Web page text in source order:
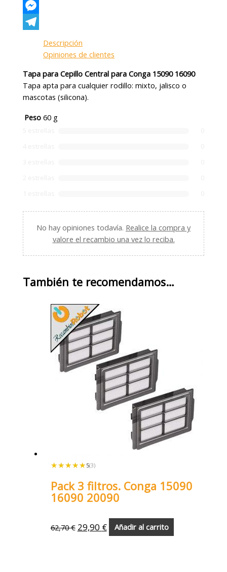
WhatsApp
Messenger
Descripción
Opiniones de clientes
Tapa para Cepillo Central para Conga 15090 16090
Tapa apta para cualquier rodillo: mixto, jalisco o
mascotas (silicona).
Peso 60 g
No hay opiniones todavía. Realice la compra y
valore el recambio una vez lo reciba.
También te recomendamos…
★★★★★
★★★★★ 5(3)
Pack 3 filtros. Conga 15090
16090 20090
62,70€ 29,90 € Añadir al carrito